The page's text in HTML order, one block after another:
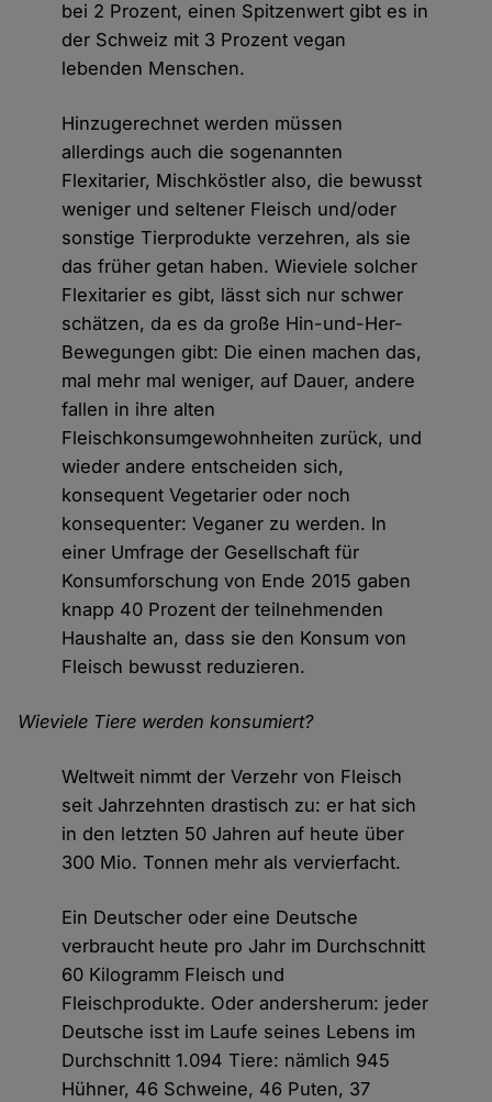
bei 2 Prozent, einen Spitzenwert gibt es in
der Schweiz mit 3 Prozent vegan
lebenden Menschen.
Hinzugerechnet werden müssen
allerdings auch die sogenannten
Flexitarier, Mischköstler also, die bewusst
weniger und seltener Fleisch und/oder
sonstige Tierprodukte verzehren, als sie
das früher getan haben. Wieviele solcher
Flexitarier es gibt, lässt sich nur schwer
schätzen, da es da große Hin-und-Her-
Bewegungen gibt: Die einen machen das,
mal mehr mal weniger, auf Dauer, andere
fallen in ihre alten
Fleischkonsumgewohnheiten zurück, und
wieder andere entscheiden sich,
konsequent Vegetarier oder noch
konsequenter: Veganer zu werden. In
einer Umfrage der Gesellschaft für
Konsumforschung von Ende 2015 gaben
knapp 40 Prozent der teilnehmenden
Haushalte an, dass sie den Konsum von
Fleisch bewusst reduzieren.
Wieviele Tiere werden konsumiert?
Weltweit nimmt der Verzehr von Fleisch
seit Jahrzehnten drastisch zu: er hat sich
in den letzten 50 Jahren auf heute über
300 Mio. Tonnen mehr als vervierfacht.
Ein Deutscher oder eine Deutsche
verbraucht heute pro Jahr im Durchschnitt
60 Kilogramm Fleisch und
Fleischprodukte. Oder andersherum: jeder
Deutsche isst im Laufe seines Lebens im
Durchschnitt 1.094 Tiere: nämlich 945
Hühner, 46 Schweine, 46 Puten, 37